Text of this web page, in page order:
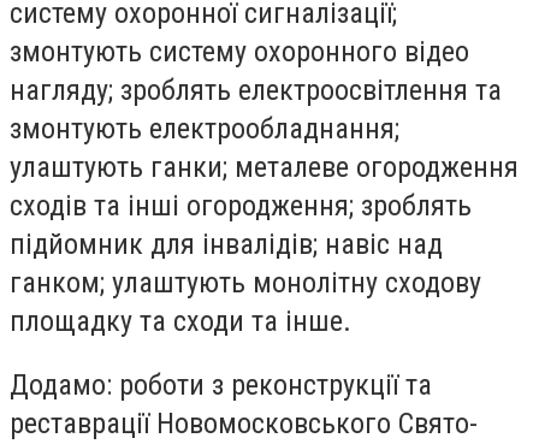
систему охоронної сигналізації;
змонтують систему охоронного відео
нагляду; зроблять електроосвітлення та
змонтують електрообладнання;
улаштують ганки; металеве огородження
сходів та інші огородження; зроблять
підйомник для інвалідів; навіс над
ганком; улаштують монолітну сходову
площадку та сходи та інше.
Додамо: роботи з реконструкції та
реставрації Новомосковського Свято-